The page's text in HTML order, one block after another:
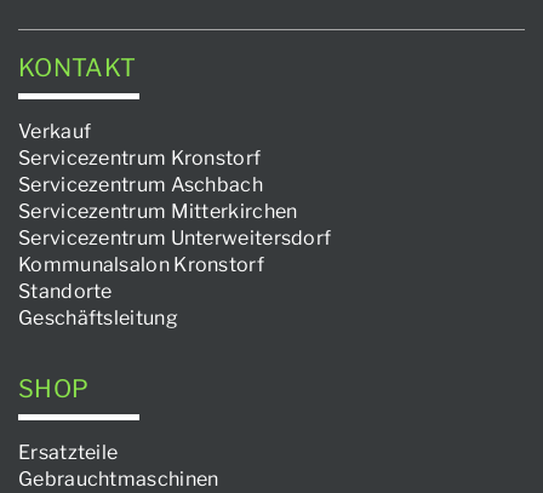
KONTAKT
Verkauf
Servicezentrum Kronstorf
Servicezentrum Aschbach
Servicezentrum Mitterkirchen
Servicezentrum Unterweitersdorf
Kommunalsalon Kronstorf
Standorte
Geschäftsleitung
SHOP
Ersatzteile
Gebrauchtmaschinen